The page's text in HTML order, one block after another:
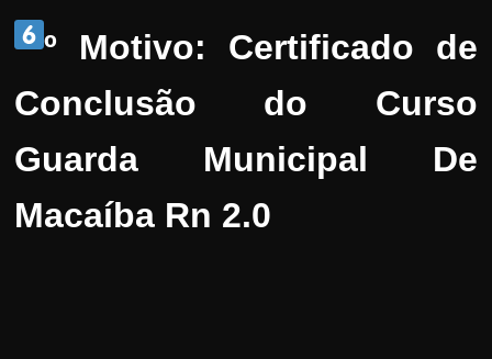
º Motivo: Certificado de
Conclusão do Curso
Guarda Municipal De
Macaíba Rn 2.0